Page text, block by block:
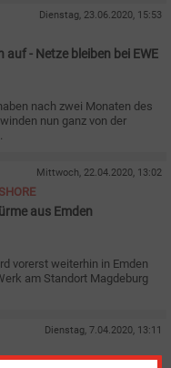
Dienstag, 23.06.2020, 15:53
- Netze bleiben bei EWE
nach zwei Monaten des
nun ganz von der
Mittwoch, 22.04.2020, 13:02
aus Emden
vorerst weiterhin in Emden
am Standort Magdeburg
Dienstag, 7.04.2020, 13:11